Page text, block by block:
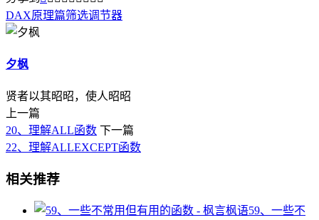
DAX原理篇筛选调节器
夕枫
贤者以其昭昭，使人昭昭
上一篇
20、理解ALL函数 下一篇
22、理解ALLEXCEPT函数
相关推荐
59、一些不